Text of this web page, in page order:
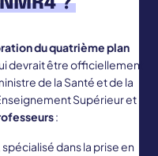
du quatrième plan
devrait être officiellement
de la Santé et de la
Supérieur et
:
dans la prise en